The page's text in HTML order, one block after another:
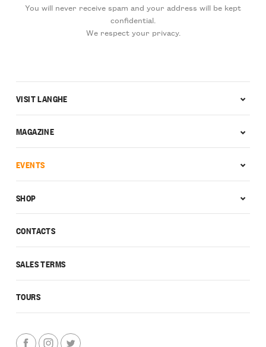
You will never receive spam and your address will be kept
confidential.
We respect your privacy.
CONTACTS
SALES TERMS
TOURS
VISIT LANGHE
MAGAZINE
EVENTS
SHOP